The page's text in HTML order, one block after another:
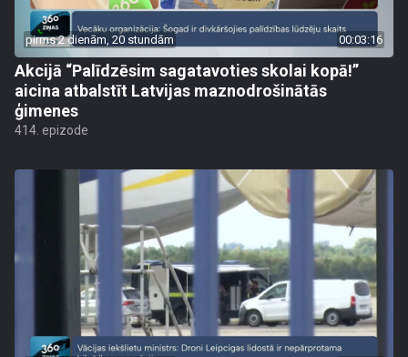
pirms 2 dienām, 20 stundām 00:03:16
Akcijā “Palīdzēsim sagatavoties skolai kopā!”
aicina atbalstīt Latvijas maznodrošinātās
ģimenes
414. epizode